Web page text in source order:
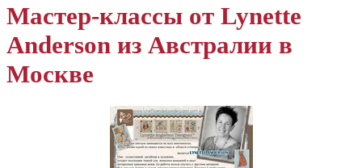
Мастер-классы от Lynette
Anderson из Австралии в
Москве